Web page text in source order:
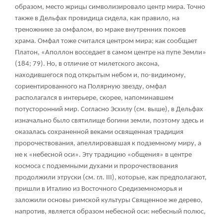
образом, место жрицы символизировало центр мира. Точно
также в Дельфах провидица сидела, как правило, на
треножнике за омфалом, во мраке внутренних покоев
храма. Омфал тоже считался центром мира; как сообщает
Платон, «Аполлон восседает в самом центре на пупе Земли»
(184; 79). Но, в отличие от милетского аксона,
находившегося под открытым небом и, по-видимому,
сориентированного на Полярную звезду, омфал
располагался в интерьере, скорее, напоминавшем
потусторонний мир. Согласно Эсхилу (см. выше), в Дельфах
изначально было святилище богини земли, поэтому здесь и
оказалась сохраненной веками освященная традиция
пророчествования, апеллировавшая к подземному миру, а
не к «небесной оси». Эту традицию «общения» в центре
космоса с подземными духами и пророчествования
продолжили этруски (см. гл. III), которые, как предполагают,
пришли в Италию из Восточного Средиземноморья и
заложили основы римской культуры Священное же дерево,
напротив, является образом небесной оси: небесный полюс,